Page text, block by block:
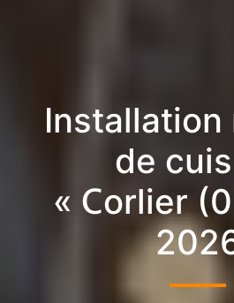
Installation
de
« Corlier